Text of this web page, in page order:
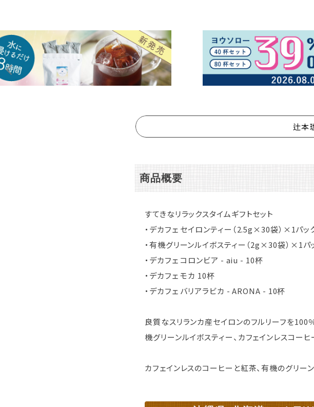
辻本
商品概要
すてきなリラックスタイムギフトセット
・デカフェ セイロンティー（2.5g×30袋）×1パッ
・有機グリーンルイボスティー（2g×30袋）×1パ
・デカフェ コロンビア - aiu - 10杯
・デカフェ モカ 10杯
・デカフェ バリアラビカ - ARONA - 10杯
良質なスリランカ産セイロンのフルリーフを100
機グリーンルイボスティー、カフェインレスコー
カフェインレスのコーヒーと紅茶、有機のグリー